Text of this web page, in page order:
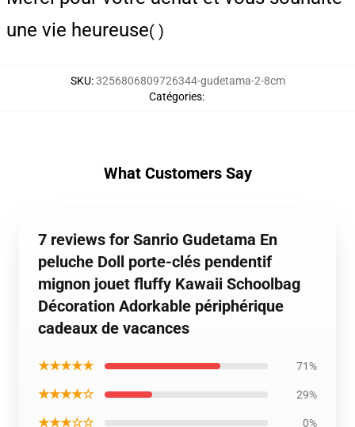
une vie heureuse( )
SKU:3256806809726344-gudetama-2-8cm
Catégories:
What Customers Say
7 reviews for Sanrio Gudetama En
peluche Doll porte-clés pendentif
mignon jouet fluffy Kawaii Schoolbag
Décoration Adorkable périphérique
cadeaux de vacances
★★★★★ 71%
★★★★☆ 29%
★★★☆☆ 0%